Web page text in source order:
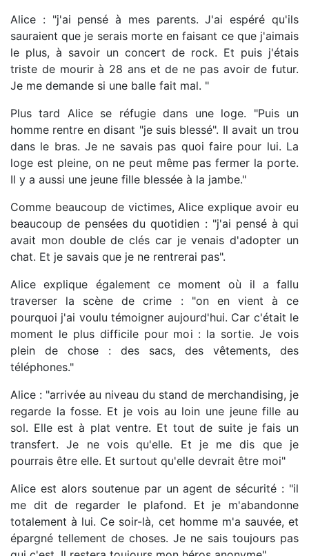
Alice : "j'ai pensé à mes parents. J'ai espéré qu'ils
sauraient que je serais morte en faisant ce que j'aimais
le plus, à savoir un concert de rock. Et puis j'étais
triste de mourir à 28 ans et de ne pas avoir de futur.
Je me demande si une balle fait mal. "
Plus tard Alice se réfugie dans une loge. "Puis un
homme rentre en disant "je suis blessé". Il avait un trou
dans le bras. Je ne savais pas quoi faire pour lui. La
loge est pleine, on ne peut même pas fermer la porte.
Il y a aussi une jeune fille blessée à la jambe."
Comme beaucoup de victimes, Alice explique avoir eu
beaucoup de pensées du quotidien : "j'ai pensé à qui
avait mon double de clés car je venais d'adopter un
chat. Et je savais que je ne rentrerai pas".
Alice explique également ce moment où il a fallu
traverser la scène de crime : "on en vient à ce
pourquoi j'ai voulu témoigner aujourd'hui. Car c'était le
moment le plus difficile pour moi : la sortie. Je vois
plein de chose : des sacs, des vêtements, des
téléphones."
Alice : "arrivée au niveau du stand de merchandising, je
regarde la fosse. Et je vois au loin une jeune fille au
sol. Elle est à plat ventre. Et tout de suite je fais un
transfert. Je ne vois qu'elle. Et je me dis que je
pourrais être elle. Et surtout qu'elle devrait être moi"
Alice est alors soutenue par un agent de sécurité : "il
me dit de regarder le plafond. Et je m'abandonne
totalement à lui. Ce soir-là, cet homme m'a sauvée, et
épargné tellement de choses. Je ne sais toujours pas